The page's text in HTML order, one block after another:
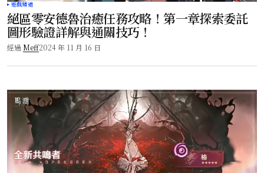
遊戲頻道
絕區零安德魯治癒任務攻略！第一章探索委託
圖形驗證詳解與通關技巧！
經過 Meff2024 年 11 月 16 日